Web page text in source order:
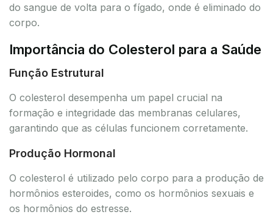
do sangue de volta para o fígado, onde é eliminado do
corpo.
Importância do Colesterol para a Saúde
Função Estrutural
O colesterol desempenha um papel crucial na
formação e integridade das membranas celulares,
garantindo que as células funcionem corretamente.
Produção Hormonal
O colesterol é utilizado pelo corpo para a produção de
hormônios esteroides, como os hormônios sexuais e
os hormônios do estresse.